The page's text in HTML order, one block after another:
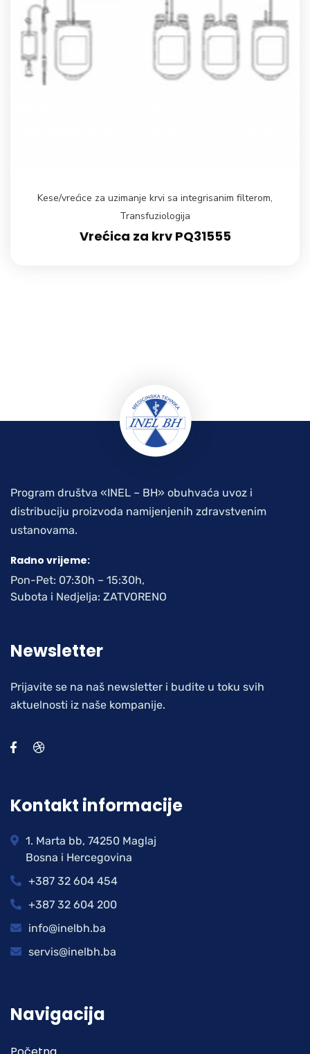
Kese/vrećice za uzimanje krvi sa integrisanim filterom,
Transfuziologija
Vrećica za krv PQ31555
Program društva «INEL – BH» obuhvaća uvoz i
distribuciju proizvoda namijenjenih zdravstvenim
ustanovama.
Radno vrijeme:
Pon-Pet: 07:30h – 15:30h,
Subota i Nedjelja: ZATVORENO
Newsletter
Prijavite se na naš newsletter i budite u toku svih
aktuelnosti iz naše kompanije.
Kontakt informacije
1. Marta bb, 74250 Maglaj
Bosna i Hercegovina
+387 32 604 454
+387 32 604 200
info@inelbh.ba
servis@inelbh.ba
Navigacija